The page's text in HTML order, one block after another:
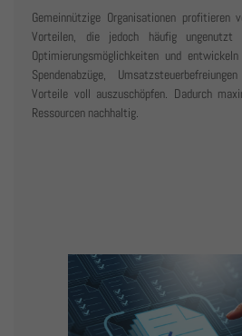
Gemeinnützige Organisationen profitieren
Vorteilen, die jedoch häufig ungenutzt
Optimierungsmöglichkeiten und entwickeln
Spendenabzüge,
Vorteile voll auszuschöpfen. Dadurch
Ressourcen nachhaltig.